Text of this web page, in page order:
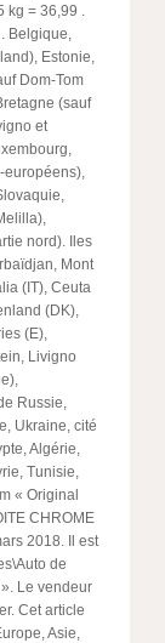
kg = 36,99 .
. Belgique,
Estonie,
Dom-Tom
(sauf
et
européens),
nord). Iles
Mont
(IT), Ceuta
(DK),
(E),
Livigno
Russie,
Ukraine, cité
Algérie,
Tunisie,
« Original
CHROME
2018. Il est
de
Le vendeur
Cet article
Asie,